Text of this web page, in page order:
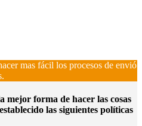
mas fácil los procesos de envió
mejor forma de hacer las cosas
las siguientes políticas